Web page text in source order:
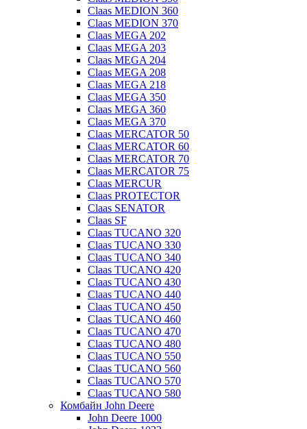
Claas MEDION 360
Claas MEDION 370
Claas MEGA 202
Claas MEGA 203
Claas MEGA 204
Claas MEGA 208
Claas MEGA 218
Claas MEGA 350
Claas MEGA 360
Claas MEGA 370
Claas MERCATOR 50
Claas MERCATOR 60
Claas MERCATOR 70
Claas MERCATOR 75
Claas MERCUR
Claas PROTECTOR
Claas SENATOR
Claas SF
Claas TUCANO 320
Claas TUCANO 330
Claas TUCANO 340
Claas TUCANO 420
Claas TUCANO 430
Claas TUCANO 440
Claas TUCANO 450
Claas TUCANO 460
Claas TUCANO 470
Claas TUCANO 480
Claas TUCANO 550
Claas TUCANO 560
Claas TUCANO 570
Claas TUCANO 580
Комбайн John Deere
John Deere 1000